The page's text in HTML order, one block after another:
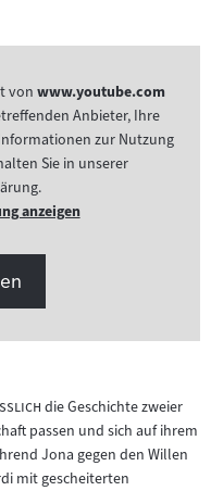
von www.youtube.com
Anbieter, Ihre
zur Nutzung
Sie in unserer
anzeigen
"die Geschichte zweier
passen und sich auf ihrem
Jona gegen den Willen
mit gescheiterten